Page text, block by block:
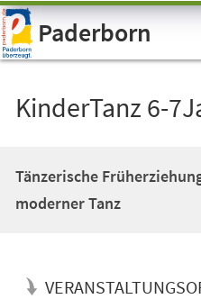
Visuelle
Assistenzsoftware
öffnen.Paderborn
KinderTanz 6-
Tänzerische
moderner Tanz